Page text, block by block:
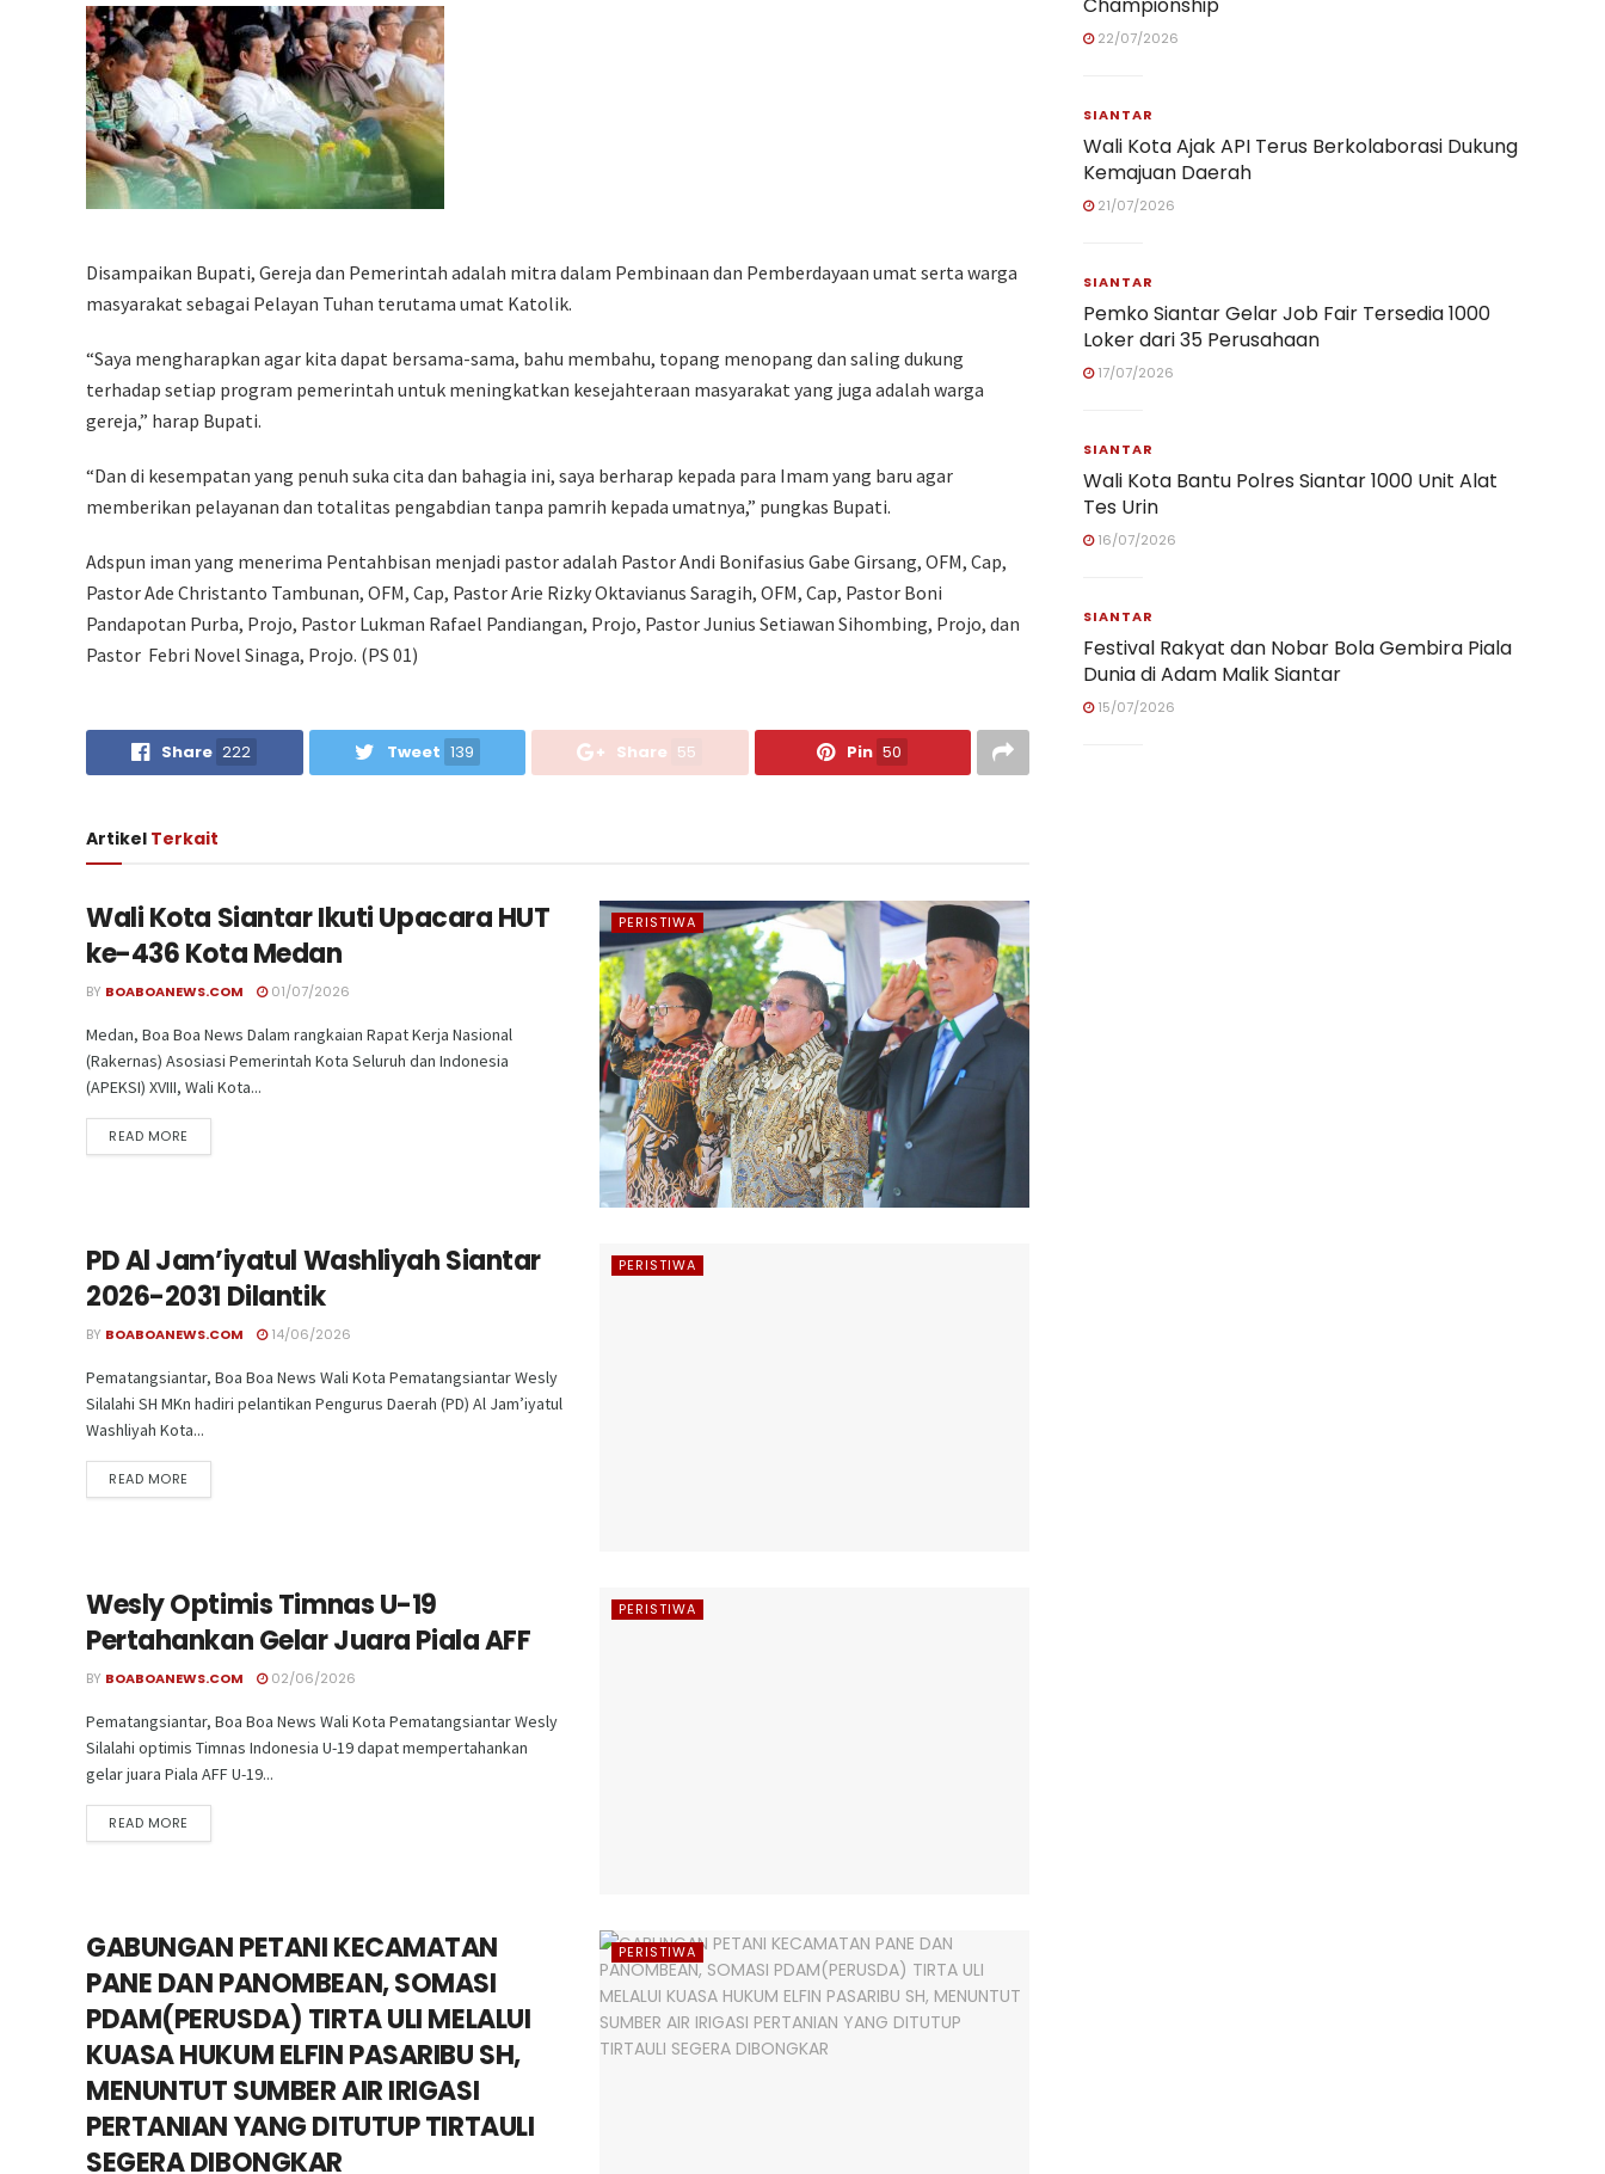
Disampaikan Bupati, Gereja dan Pemerintah adalah mitra dalam Pembinaan dan Pemberdayaan umat serta warga
masyarakat sebagai Pelayan Tuhan terutama umat Katolik.
“Saya mengharapkan agar kita dapat bersama-sama, bahu membahu, topang menopang dan saling dukung
terhadap setiap program pemerintah untuk meningkatkan kesejahteraan masyarakat yang juga adalah warga
gereja,” harap Bupati.
“Dan di kesempatan yang penuh suka cita dan bahagia ini, saya berharap kepada para Imam yang baru agar
memberikan pelayanan dan totalitas pengabdian tanpa pamrih kepada umatnya,” pungkas Bupati.
Adspun iman yang menerima Pentahbisan menjadi pastor adalah Pastor Andi Bonifasius Gabe Girsang, OFM, Cap,
Pastor Ade Christanto Tambunan, OFM, Cap, Pastor Arie Rizky Oktavianus Saragih, OFM, Cap, Pastor Boni
Pandapotan Purba, Projo, Pastor Lukman Rafael Pandiangan, Projo, Pastor Junius Setiawan Sihombing, Projo, dan
Pastor Febri Novel Sinaga, Projo. (PS 01)
Share 222 Tweet 139 Share 55 Pin 50
Artikel Terkait
PERISTIWA
Wali Kota Siantar Ikuti Upacara HUT
ke-436 Kota Medan
BY BOABOANEWS.COM 01/07/2026
Medan, Boa Boa News Dalam rangkaian Rapat Kerja Nasional
(Rakernas) Asosiasi Pemerintah Kota Seluruh dan Indonesia
(APEKSI) XVIII, Wali Kota...
READ MORE
PERISTIWA
PD Al Jam’iyatul Washliyah Siantar
2026-2031 Dilantik
BY BOABOANEWS.COM 14/06/2026
Pematangsiantar, Boa Boa News Wali Kota Pematangsiantar Wesly
Silalahi SH MKn hadiri pelantikan Pengurus Daerah (PD) Al Jam’iyatul
Washliyah Kota...
READ MORE
PERISTIWA
Wesly Optimis Timnas U-19
Pertahankan Gelar Juara Piala AFF
BY BOABOANEWS.COM 02/06/2026
Pematangsiantar, Boa Boa News Wali Kota Pematangsiantar Wesly
Silalahi optimis Timnas Indonesia U-19 dapat mempertahankan
gelar juara Piala AFF U-19...
READ MORE
PERISTIWA
GABUNGAN PETANI KECAMATAN
PANE DAN PANOMBEAN, SOMASI
PDAM(PERUSDA) TIRTA ULI MELALUI
KUASA HUKUM ELFIN PASARIBU SH,
MENUNTUT SUMBER AIR IRIGASI
PERTANIAN YANG DITUTUP TIRTAULI
SEGERA DIBONGKAR
22/07/2026
SIANTAR
Wali Kota Ajak API Terus Berkolaborasi Dukung
Kemajuan Daerah
21/07/2026
SIANTAR
Pemko Siantar Gelar Job Fair Tersedia 1000
Loker dari 35 Perusahaan
17/07/2026
SIANTAR
Wali Kota Bantu Polres Siantar 1000 Unit Alat
Tes Urin
16/07/2026
SIANTAR
Festival Rakyat dan Nobar Bola Gembira Piala
Dunia di Adam Malik Siantar
15/07/2026